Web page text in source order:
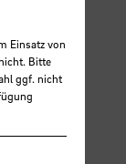
Einsatz von
Bitte
ggf. nicht